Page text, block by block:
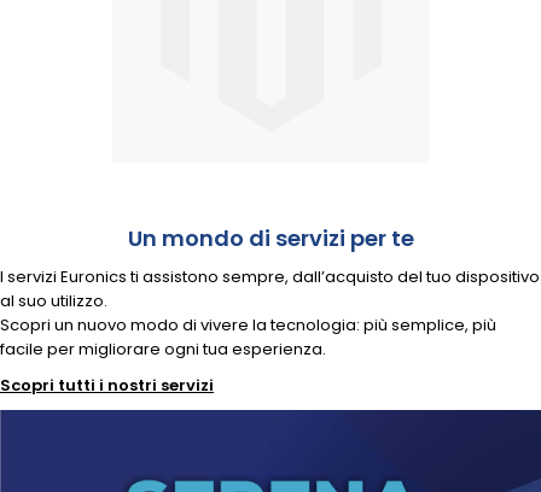
Un mondo di servizi per te
I servizi Euronics ti assistono sempre, dall’acquisto del tuo dispositivo
al suo utilizzo.
Scopri un nuovo modo di vivere la tecnologia: più semplice, più
facile per migliorare ogni tua esperienza.
Scopri tutti i nostri servizi